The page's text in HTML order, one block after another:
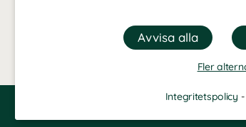
Fler
Integritetspolicy